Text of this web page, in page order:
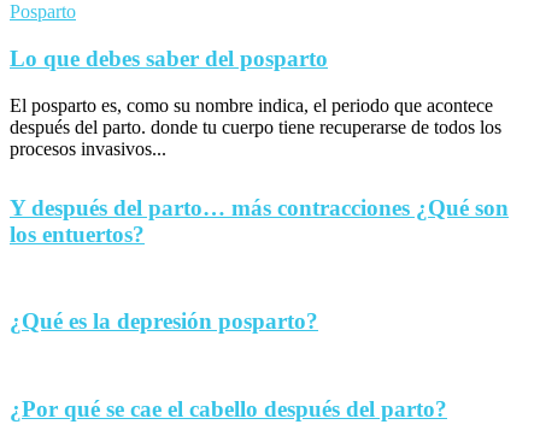
Posparto
Lo que debes saber del posparto
El posparto es, como su nombre indica, el periodo que acontece
después del parto. donde tu cuerpo tiene recuperarse de todos los
procesos invasivos...
Y después del parto… más contracciones ¿Qué son
los entuertos?
¿Qué es la depresión posparto?
¿Por qué se cae el cabello después del parto?